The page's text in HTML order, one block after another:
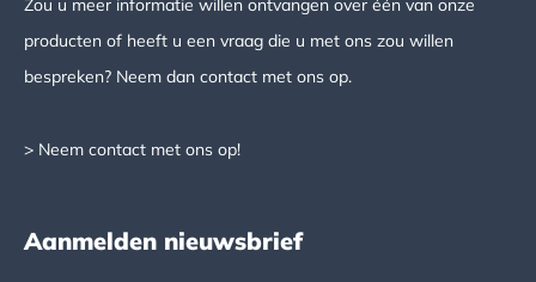
producten of heeft u een vraag die u met ons zou willen
bespreken? Neem dan contact met ons op.
> Neem contact met ons op!
Aanmelden nieuwsbrief